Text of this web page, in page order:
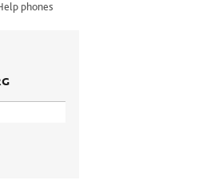
phones